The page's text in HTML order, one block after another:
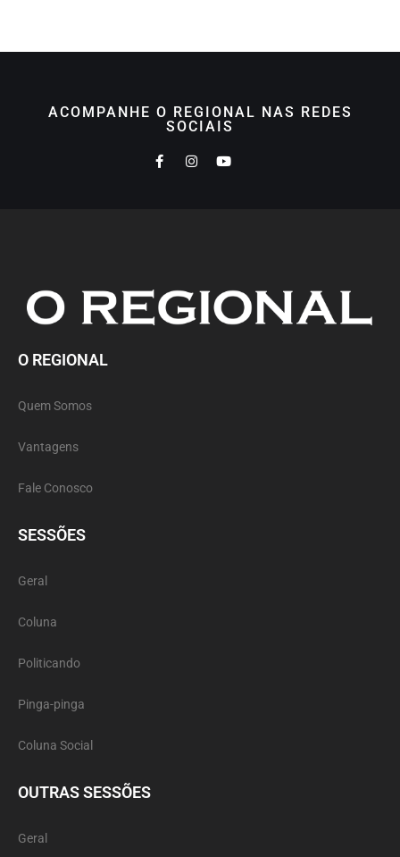
ACOMPANHE O REGIONAL NAS REDES
SOCIAIS
O REGIONAL
Quem Somos
Vantagens
Fale Conosco
SESSÕES
Geral
Coluna
Politicando
Pinga-pinga
Coluna Social
OUTRAS SESSÕES
Geral